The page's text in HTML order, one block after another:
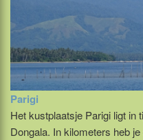
Parigi
Het kustplaatsje Parigi ligt in
Dongala. In kilometers heb